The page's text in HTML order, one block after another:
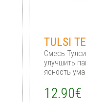
TULSI
Смесь
улучшить
ясность ума
12.90€